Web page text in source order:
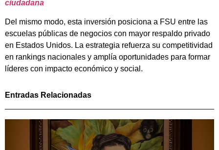
ciudadana
Del mismo modo, esta inversión posiciona a FSU entre las
escuelas públicas de negocios con mayor respaldo privado
en Estados Unidos. La estrategia refuerza su competitividad
en rankings nacionales y amplía oportunidades para formar
líderes con impacto económico y social.
Entradas Relacionadas